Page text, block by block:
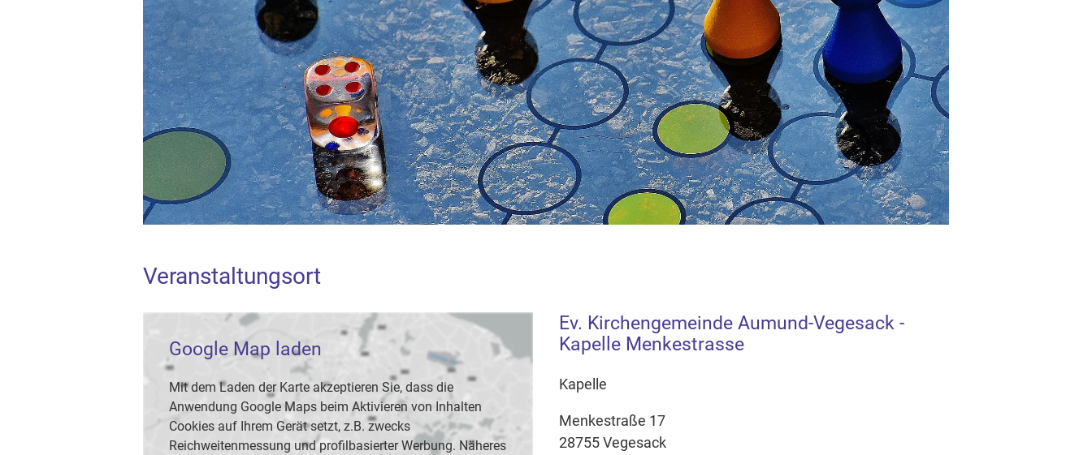
Veranstaltungsort
Google Map laden
Mit dem Laden der Karte akzeptieren Sie, dass die
Anwendung Google Maps beim Aktivieren von Inhalten
Cookies auf Ihrem Gerät setzt, z.B. zwecks
Reichweitenmessung und profilbasierter Werbung. Näheres
Ev. Kirchengemeinde Aumund-Vegesack -
Kapelle Menkestrasse
Kapelle
Menkestraße 17
28755 Vegesack